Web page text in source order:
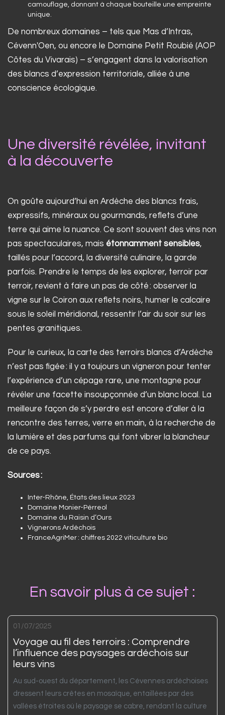
camouflage, donnant à chaque bouteille une empreinte
unique.
De nombreux domaines – tels que Mas d’Intras,
Cévenn'Oen, ou encore le Domaine Petit Roubié (AOP
Côtes du Vivarais) – s’engagent dans la valorisation
des blancs d’expression territoriale, alliée à une
conscience écologique.
Une diversité révélée, invitant
à la découverte
On goûte aujourd’hui en Ardèche des blancs frais,
expressifs, minéraux ou gourmands, reflets d’une
terre qui aime la nuance. Ce sont souvent des vins non
pas spectaculaires, mais étonnamment sensibles,
taillés pour l’accord, la diversité culinaire, la garde
parfois. Prendre le temps de les explorer, terroir par
terroir, revient à faire un pas de côté : observer la
vigne sur le Coiron aux reflets noirs, humer le calcaire
sous le soleil méridional, ressentir l’air du soir sur les
pentes granitiques.
Pour le curieux, la carte des terroirs blancs d’Ardèche
n’est pas figée : il y a toujours un vigneron pour tenter
l’expérience d’un cépage rare, une montagne pour
révéler une facette insoupçonnée d’un blanc local. La
meilleure façon de s’y perdre est encore d’aller à la
rencontre des terres, verre en main, à la recherche de
la lumière et des parfums qui font vibrer la blancheur
de ce pays.
Sources :
Inter-Rhône, États des lieux 2023
Domaine Monier-Pérreol
Domaine du Raisin d’Ours
Vignerons Ardèchois
FranceAgriMer : chiffres 2022 viticulture bio
En savoir plus à ce sujet :
01/07/2025
Voyage au fil des terroirs : Comprendre
l’influence des paysages ardéchois sur
leurs vins
Au sud-ouest du département, les Cévennes ardéchoises
dressent leurs crêtes en mosaïque, entaillées par des
vallées étroites où le paysage se cabre, rendant la culture